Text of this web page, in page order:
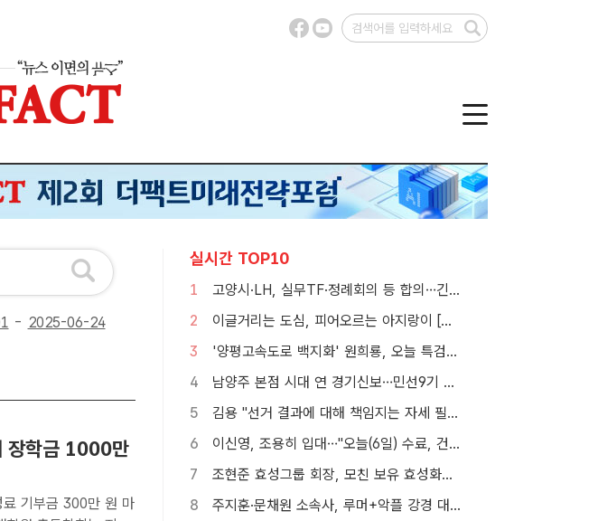
-
장학금 1000만
기부금 300만 원 마
실시간 TOP10
1
고양시·LH, 실무TF·정례회의 등 합의…긴밀한 협력체계 구축
2
이글거리는 도심, 피어오르는 아지랑이 [TF사진관]
3
'양평고속도로 백지화' 원희룡, 오늘 특검 2차 피의자 조사
4
남양주 본점 시대 연 경기신보…민선9기 맞춰 '4S 혁신' 시동
5
김용 "선거 결과에 대해 책임지는 자세 필요해"…정청래 정조준
6
이신영, 조용히 입대…"오늘(6일) 수료, 건강하게 돌아올 것"
7
조현준 효성그룹 회장, 모친 보유 효성화학 지분 전량 매입
8
주지훈·문채원 소속사, 루머+악플 강경 대응…"익명글도 법적 절차 가능"